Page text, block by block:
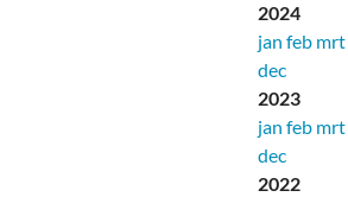
2024
jan feb mrt
dec
2023
jan feb mrt
dec
2022